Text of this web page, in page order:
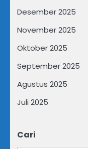
Desember 2025
November 2025
Oktober 2025
September 2025
Agustus 2025
Juli 2025
Cari